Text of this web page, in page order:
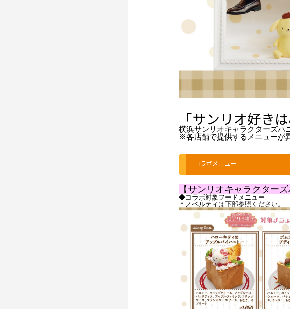
「サンリオ好き
横浜サンリオキャラクターズハ
※各店舗で提供するメニューが
コラボメニュー
【サンリオキャラクター
◆コラボ対象フードメニュー
＊ノベルティは下部参照ください。